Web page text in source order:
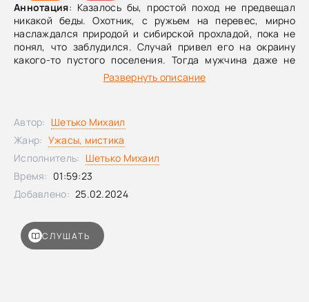
Аннотация: Казалось бы, простой поход не предвещал
никакой беды. Охотник, с ружьем на перевес, мирно
наслаждался природой и сибирской прохладой, пока не
понял, что заблудился. Случай привел его на окраину
какого-то пустого поселения. Тогда мужчина даже не
подозревал, что еще пожалеет, что не остался в
промерзлых дебрях...Внимание! В ближайшую неделю на
отнестись с пониманием.
Развернуть описание
СЛУШАТЬ
Автор: Шетько Михаил
Жанр: Ужасы, мистика
Исполнитель: Шетько Михаил
Время: 01:59:23
Добавлено: 25.02.2024